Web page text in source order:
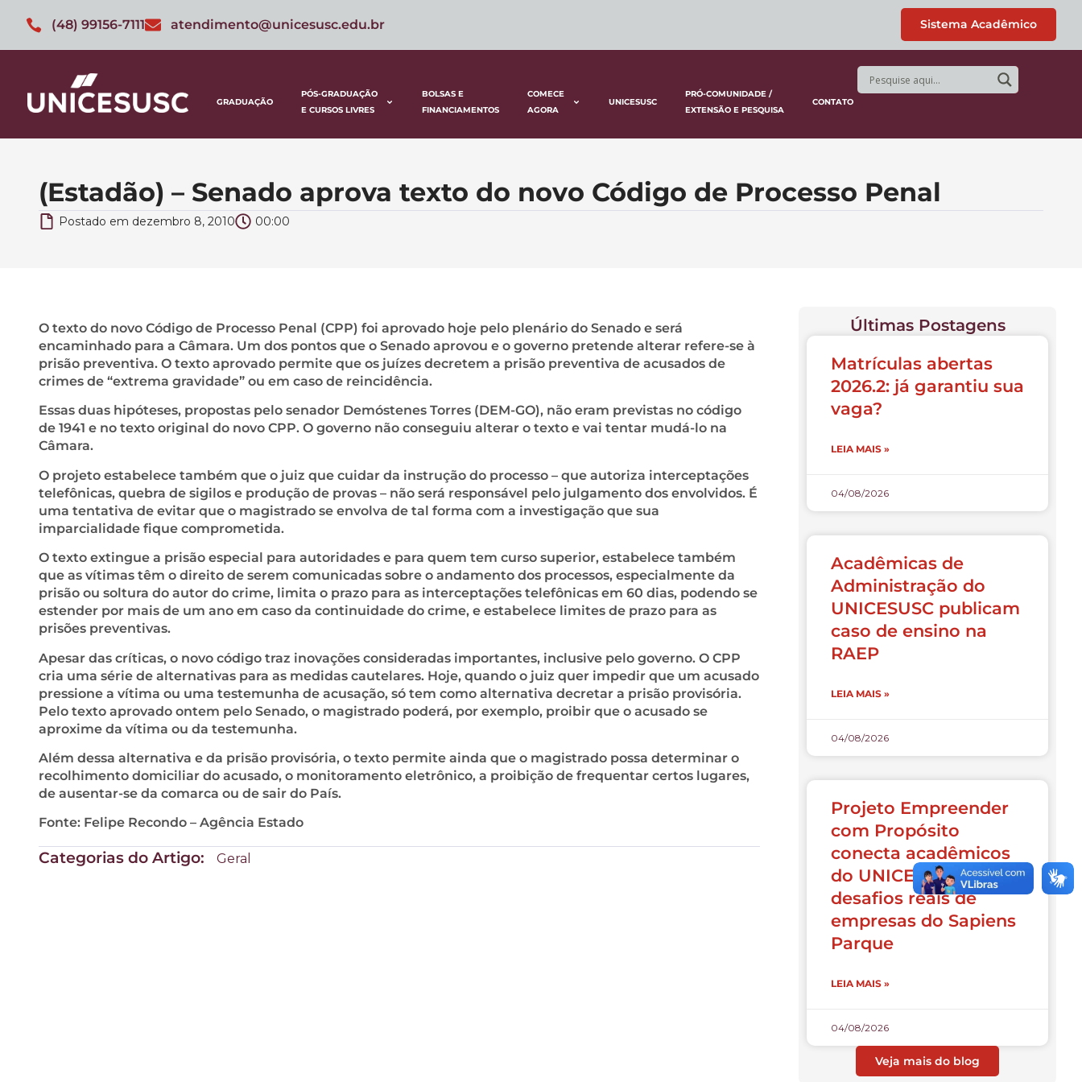
(48) 99156-7111 atendimento@unicesusc.edu.br Sistema Acadêmico
GRADUAÇÃO
PÓS-GRADUAÇÃO
E CURSOS LIVRES
BOLSAS E
FINANCIAMENTOS
COMECE
AGORA
UNICESUSC
PRÓ-COMUNIDADE /
EXTENSÃO E PESQUISA
CONTATO
(Estadão) – Senado aprova texto do novo Código de Processo Penal
Postado em dezembro 8, 2010 00:00
O texto do novo Código de Processo Penal (CPP) foi aprovado hoje pelo plenário do Senado e será
encaminhado para a Câmara. Um dos pontos que o Senado aprovou e o governo pretende alterar refere-se à
prisão preventiva. O texto aprovado permite que os juízes decretem a prisão preventiva de acusados de
crimes de “extrema gravidade” ou em caso de reincidência.
Essas duas hipóteses, propostas pelo senador Demóstenes Torres (DEM-GO), não eram previstas no código
de 1941 e no texto original do novo CPP. O governo não conseguiu alterar o texto e vai tentar mudá-lo na
Câmara.
O projeto estabelece também que o juiz que cuidar da instrução do processo – que autoriza interceptações
telefônicas, quebra de sigilos e produção de provas – não será responsável pelo julgamento dos envolvidos. É
uma tentativa de evitar que o magistrado se envolva de tal forma com a investigação que sua
imparcialidade fique comprometida.
O texto extingue a prisão especial para autoridades e para quem tem curso superior, estabelece também
que as vítimas têm o direito de serem comunicadas sobre o andamento dos processos, especialmente da
prisão ou soltura do autor do crime, limita o prazo para as interceptações telefônicas em 60 dias, podendo se
estender por mais de um ano em caso da continuidade do crime, e estabelece limites de prazo para as
prisões preventivas.
Apesar das críticas, o novo código traz inovações consideradas importantes, inclusive pelo governo. O CPP
cria uma série de alternativas para as medidas cautelares. Hoje, quando o juiz quer impedir que um acusado
pressione a vítima ou uma testemunha de acusação, só tem como alternativa decretar a prisão provisória.
Pelo texto aprovado ontem pelo Senado, o magistrado poderá, por exemplo, proibir que o acusado se
aproxime da vítima ou da testemunha.
Além dessa alternativa e da prisão provisória, o texto permite ainda que o magistrado possa determinar o
recolhimento domiciliar do acusado, o monitoramento eletrônico, a proibição de frequentar certos lugares,
de ausentar-se da comarca ou de sair do País.
Fonte: Felipe Recondo – Agência Estado
Categorias do Artigo: Geral
Últimas Postagens
Matrículas abertas
2026.2: já garantiu sua
vaga?
LEIA MAIS »
04/08/2026
Acadêmicas de
Administração do
UNICESUSC publicam
caso de ensino na
RAEP
LEIA MAIS »
04/08/2026
Projeto Empreender
com Propósito
conecta acadêmicos
do UNICESUSC a
desafios reais de
empresas do Sapiens
Parque
LEIA MAIS »
04/08/2026
Veja mais do blog